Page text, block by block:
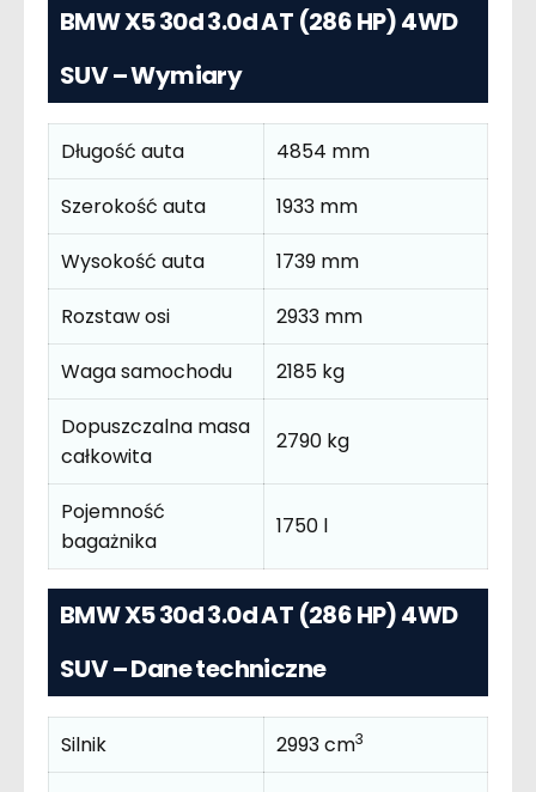
BMW X5 30d 3.0d AT (286 HP) 4WD
SUV – Wymiary
Długość auta
4854 mm
Szerokość auta
1933 mm
Wysokość auta
1739 mm
Rozstaw osi
2933 mm
Waga samochodu
2185 kg
Dopuszczalna masa
całkowita
2790 kg
Pojemność
bagażnika
1750 l
BMW X5 30d 3.0d AT (286 HP) 4WD
SUV – Dane techniczne
Silnik 2993 cm3